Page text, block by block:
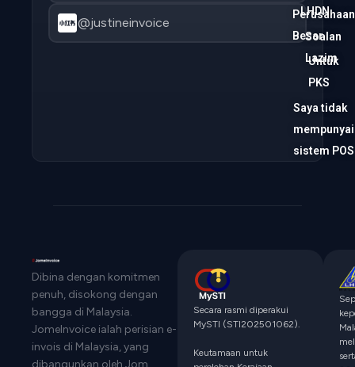
@justineinvoice
Perusahaan
Besar
Untuk
PKS
Saya tidak
mempunyai
sistem POS
LHDN
Soalan
Lazim
Dibina dengan komitmen
penuh, disokong dengan
bangga di Malaysia.
JomeInvoice ialah perisian e-
invois di Malaysia, yang
dibangunkan oleh Jom
Secara rasmi diperakui
MySTI (STI202501062).
Keutamaan untuk